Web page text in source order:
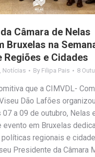
Câmara de Nelas
Bruxelas na
Regiões e Cidades
Notícias By Filipa Pais 8
que a CIMVDL-
Dão Lafões
a 09 de outubro, Nelas
em Bruxelas
regionais e
Presidente da Câmara